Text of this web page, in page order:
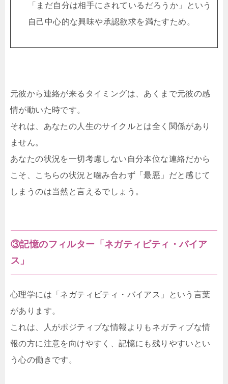
「まだ自分は相手にされているだろうか」という
自己中心的な興味や承認欲求を満たすため。
元彼から連絡が来るタイミングは、あくまで元彼の感
情が動いた時です。
それは、あなたの人生のサイクルとは全く関係があり
ません。
あなたの状況を一切考慮しない自分本位な連絡だから
こそ、こちらの状況と噛み合わず「最悪」だと感じて
しまうのは当然と言えるでしょう。
③記憶のフィルター「ネガティビティ・バイア
ス」
心理学には「ネガティビティ・バイアス」という言葉
があります。
これは、人がポジティブな情報よりもネガティブな情
報の方に注意を向けやすく、記憶にも残りやすいとい
う心の働きです。